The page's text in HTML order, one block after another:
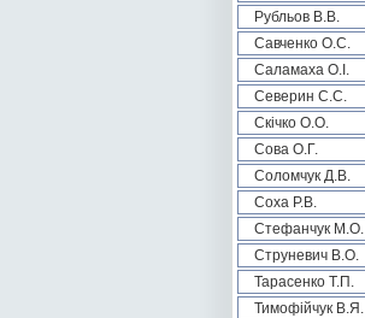
Рубльов В.В.
Савченко О.С.
Саламаха О.І.
Северин С.С.
Скічко О.О.
Сова О.Г.
Соломчук Д.В.
Соха Р.В.
Стефанчук М.О.
Струневич В.О.
Тарасенко Т.П.
Тимофійчук В.Я.